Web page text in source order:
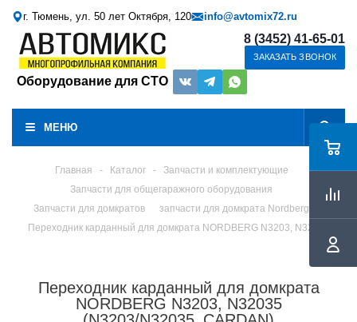
г. Тюмень, ул. 50 лет Октября, 120 info@avtomix72.ru
Оборудование для СТО
8 (3452) 41-65-01
ЗАКАЗАТЬ ЗВОНОК
МЕНЮ
Главная - Каталог -
Запчасти и комплектующие
Запчасти для общегаражного оборудования
Запчасти для домкратов
запчасти для домкрата Nordberg
Переходник карданный для домкрата NORDBERG N3203, N32035
Переходник карданный для домкрата
NORDBERG N3203, N32035